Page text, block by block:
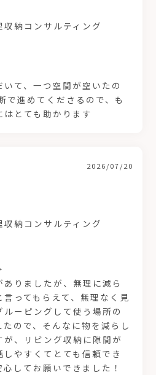
収納コンサルティング
て、一つ空間が空いたの
で進めてくださるので、も
とても助かります
2026/07/20
収納コンサルティング
りましたが、無理に減ら
ってもらえて、無理なく見
ーピングして使う場所の
ので、そんなに物を減らし
、リビング収納に隙間が
やすくてとても信頼でき
してお願いできました！